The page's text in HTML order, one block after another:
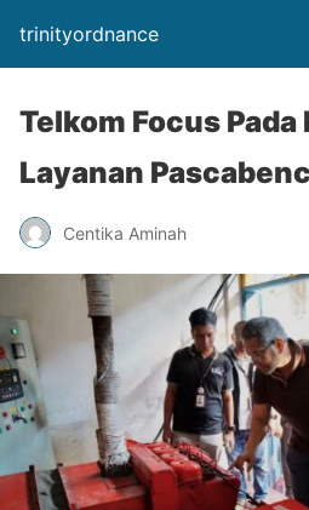
trinityordnance
Telkom Focus
Layanan
Centika Aminah